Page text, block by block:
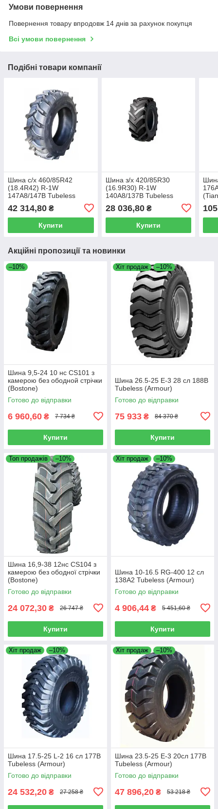
Умови повернення
Повернення товару впродовж 14 днів за рахунок покупця
Всі умови повернення
Подібні товари компанії
Шина с/х 460/85R42
(18.4R42) R-1W
147A8/147B Tubeless
42 314,80 ₴
Купити
Шина з/х 420/85R30
(16.9R30) R-1W
140A8/137B Tubeless
28 036,80₴
Купити
Акційні пропозиції та новинки
–10%
Шина 9,5-24 10 нс CS101 з
камерою без ободной стрічки
(Bostone)
Готово до відправки
6 960,60 ₴ 7 734 ₴
Купити
Хіт продаж –10%
Шина 26.5-25 E-3 28 сл 188B
Tubeless (Armour)
Готово до відправки
75 933 ₴ 84 370 ₴
Купити
Топ продажів –10%
Шина 16,9-38 12нс CS104 з
камерою без ободної стрічки
(Bostone)
Готово до відправки
24 072,30 ₴ 26 747 ₴
Купити
Хіт продаж –10%
Шина 10-16.5 RG-400 12 сл
138A2 Tubeless (Armour)
Готово до відправки
4 906,44 ₴ 5 451,60 ₴
Купити
Хіт продаж –10%
Шина 17.5-25 L-2 16 сл 177B
Tubeless (Armour)
Готово до відправки
24 532,20 ₴ 27 258 ₴
Хіт продаж –10%
Шина 23.5-25 E-3 20сл 177B
Tubeless (Armour)
Готово до відправки
47 896,20 ₴ 53 218 ₴